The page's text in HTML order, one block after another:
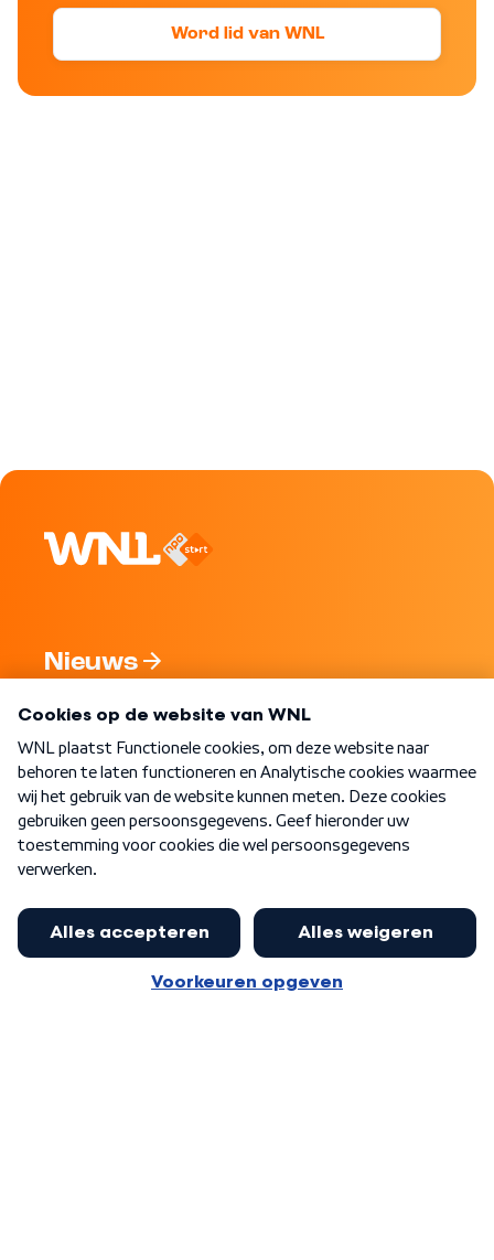
Word lid van WNL
Nieuws
Nieuwsbrief
Word Lid